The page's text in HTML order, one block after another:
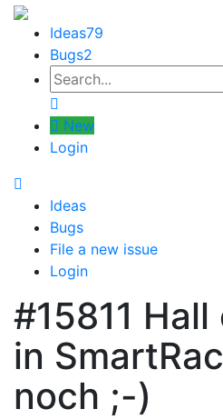
Ideas79
Bugs2
New
Login
Ideas
Bugs
File a new issue
Login
#15811 Hall
in
noch ;-)